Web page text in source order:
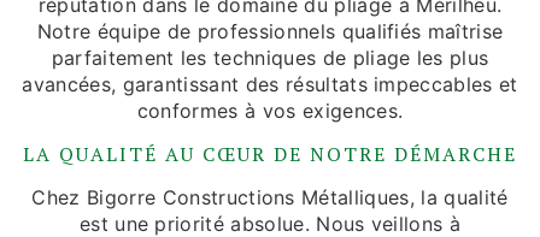
réputation dans le domaine du pliage à Mérilheu.
Notre équipe de professionnels qualifiés maîtrise
parfaitement les techniques de pliage les plus
avancées, garantissant des résultats impeccables et
conformes à vos exigences.
LA QUALITÉ AU CŒUR DE NOTRE DÉMARCHE
Chez Bigorre Constructions Métalliques, la qualité
est une priorité absolue. Nous veillons à